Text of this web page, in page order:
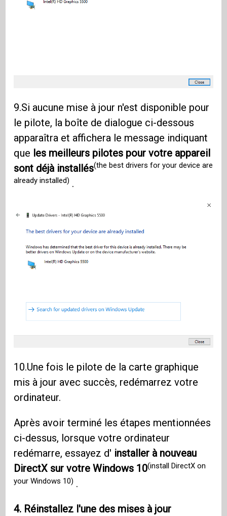
9.Si aucune mise à jour n'est disponible pour
le pilote, la boîte de dialogue ci-dessous
apparaîtra et affichera le message indiquant
que les meilleurs pilotes pour votre appareil
sont déjà installés(the best drivers for your device are
already installed) .
10.Une fois le pilote de la carte graphique
mis à jour avec succès, redémarrez votre
ordinateur.
Après avoir terminé les étapes mentionnées
ci-dessus, lorsque votre ordinateur
redémarre, essayez d' installer à nouveau
DirectX sur votre Windows 10(install DirectX on
your Windows 10) .
4. Réinstallez l'une des mises à jour